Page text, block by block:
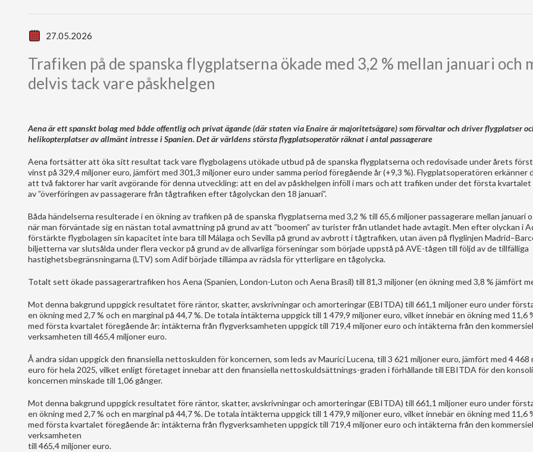
27.05.2026
Trafiken på de spanska flygplatserna ökade med 3,2 % mellan januari och
delvis tack vare påskhelgen
Aena är ett spanskt bolag med både offentlig och privat ägande (där staten via Enaire är majoritetsägare) som förvaltar och driver flygplatser
helikopterplatser av allmänt intresse i Spanien. Det är världens största flygplatsoperatör räknat i antal passagerare
Aena fortsätter att öka sitt resultat tack vare flygbolagens utökade utbud på de spanska flygplatserna och redovisade under årets
vinst på 329,4 miljoner euro, jämfört med 301,3 miljoner euro under samma period föregående år (+9,3 %). Flygplatsoperatören erkänner
att två faktorer har varit avgörande för denna utveckling: att en del av påskhelgen inföll i mars och att trafiken under det första kvartalet
av ”överföringen av passagerare från tågtrafiken efter tågolyckan den 18 januari”.
Båda händelserna resulterade i en ökning av trafiken på de spanska flygplatserna med 3,2 % till 65,6 miljoner passagerare mellan januari
när man förväntade sig en nästan total avmattning på grund av att ”boomen” av turister från utlandet hade avtagit. Men efter olyckan i
förstärkte flygbolagen sin kapacitet inte bara till Málaga och Sevilla på grund av avbrott i tågtrafiken, utan även på flyglinjen
biljetterna var slutsålda under flera veckor på grund av de allvarliga förseningar som började uppstå på AVE-tågen till följd av de tillfälliga
hastighetsbegränsningarna (LTV) som Adif började tillämpa av rädsla för ytterligare en tågolycka.
Totalt sett ökade passagerartrafiken hos Aena (Spanien, London-Luton och Aena Brasil) till 81,3 miljoner (en ökning med 3,8 % jämfört
Mot denna bakgrund uppgick resultatet före räntor, skatter, avskrivningar och amorteringar (EBITDA) till 661,1 miljoner euro under
en ökning med 2,7 % och en marginal på 44,7 %. De totala intäkterna uppgick till 1 479,9 miljoner euro, vilket innebär en ökning med 11,6
med första kvartalet föregående år: intäkterna från flygverksamheten uppgick till 719,4 miljoner euro och intäkterna från den
verksamheten till 465,4 miljoner euro.
Å andra sidan uppgick den finansiella nettoskulden för koncernen, som leds av Maurici Lucena, till 3 621 miljoner euro, jämfört med 4 468
euro för hela 2025, vilket enligt företaget innebar att den finansiella nettoskuldsättnings-graden i förhållande till EBITDA för den
koncernen minskade till 1,06 gånger.
Mot denna bakgrund uppgick resultatet före räntor, skatter, avskrivningar och amorteringar (EBITDA) till 661,1 miljoner euro under
en ökning med 2,7 % och en marginal på 44,7 %. De totala intäkterna uppgick till 1 479,9 miljoner euro, vilket innebär en ökning med 11,6
med första kvartalet föregående år: intäkterna från flygverksamheten uppgick till 719,4 miljoner euro och intäkterna från den
verksamheten
till 465,4 miljoner euro.